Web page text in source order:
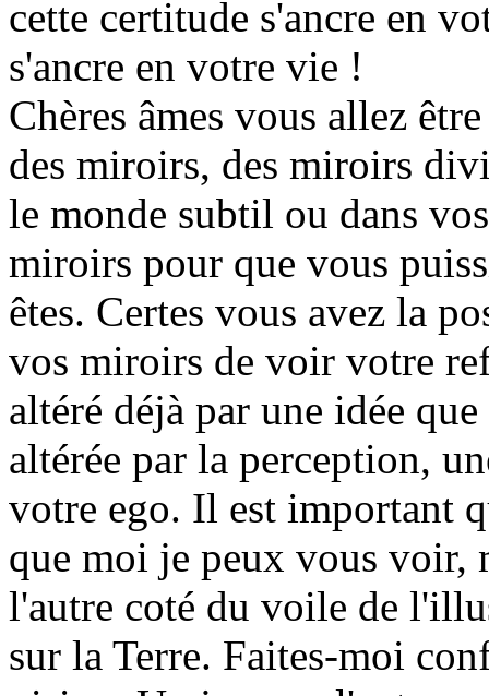
cette certitude s'ancre en
s'ancre en votre vie !
Chères âmes vous allez
des miroirs, des miroirs
le monde subtil ou dans
miroirs pour que vous
êtes. Certes vous avez la
vos miroirs de voir votre
altéré déjà par une idée
altérée par la perception,
votre ego. Il est important
que moi je peux vous voir,
l'autre coté du voile de
sur la Terre. Faites-moi